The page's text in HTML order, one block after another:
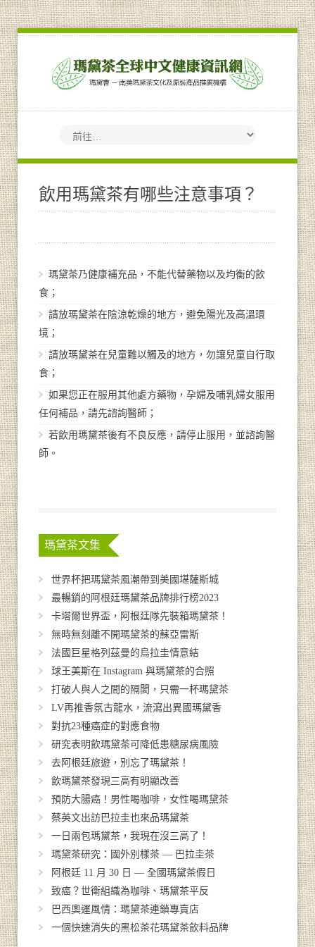
飲用瑪黛茶有哪些注意事項？
瑪黛茶乃健康補充品，不能代替藥物以及均衡的飲
食；
請放瑪黛茶在陰涼乾燥的地方，避免陽光及高溫環
境；
請放瑪黛茶在兒童難以觸及的地方，勿讓兒童自行取
食；
如果您正在服用其他處方藥物，孕婦及哺乳婦女服用
任何補品，請先諮詢醫師；
若飲用瑪黛茶後有不良反應，請停止服用，並諮詢醫
師。
瑪黛茶文集
世界杯把瑪黛茶風潮帶到美國堪薩斯城
最暢銷的阿根廷瑪黛茶品牌排行榜2023
卡塔爾世界盃，阿根廷隊先裝箱瑪黛茶！
無時無刻離不開瑪黛茶的蘇亞雷斯
法國巨星格列茲曼的烏拉圭情意結
球王美斯在 Instagram 與瑪黛茶的合照
打破人與人之間的隔閡，只需一杯瑪黛茶
LV再推香氛古龍水，流瀉出異國瑪黛香
對抗23種癌症的對應食物
研究表明飲瑪黛茶可降低患糖尿病風險
去阿根廷旅遊，別忘了瑪黛茶！
飲瑪黛茶發現三高有明顯改善
預防大腸癌！男性喝咖啡，女性喝瑪黛茶
蔡英文出訪巴拉圭也來品瑪黛茶
一日兩包瑪黛茶，我現在沒三高了！
瑪黛茶研究：國外別樣茶 — 巴拉圭茶
阿根廷 11 月 30 日 — 全國瑪黛茶假日
致癌？世衛組織為咖啡、瑪黛茶平反
巴西奧運風情：瑪黛茶連鎖專賣店
一個快速消失的黑松茶花瑪黛茶飲料品牌